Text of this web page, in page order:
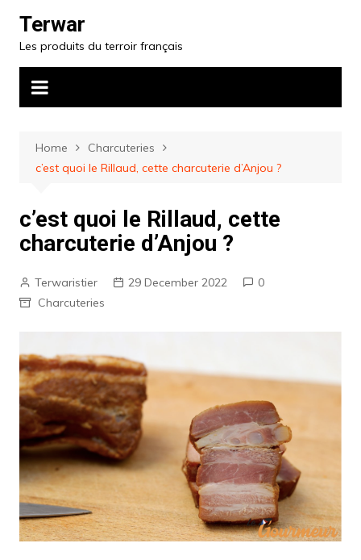
content
Terwar
Les produits du terroir français
Home
Charcuteries
c’est quoi le Rillaud, cette charcuterie d’Anjou ?
c’est quoi le Rillaud, cette
charcuterie d’Anjou ?
Terwaristier 29 December 2022
0
Charcuteries